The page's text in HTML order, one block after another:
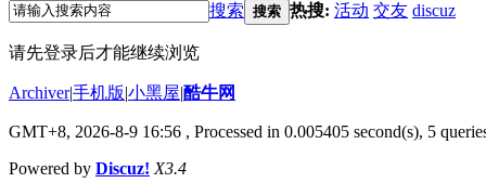
搜索 搜索 热搜: 活动 交友 discuz
请先登录后才能继续浏览
Archiver|手机版|小黑屋|酷牛网
GMT+8, 2026-8-9 16:56 , Processed in 0.005405 second(s), 5
Powered by Discuz! X3.4